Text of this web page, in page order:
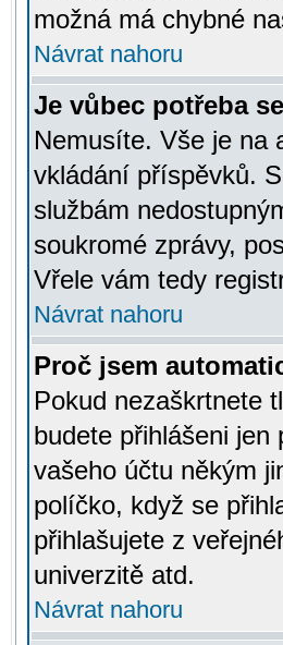
možná má chybné
Návrat nahoru
Je vůbec potřeba
Nemusíte. Vše je na
vkládání příspěvků.
službám
soukromé zprávy,
Vřele vám tedy
Návrat nahoru
Proč jsem
Pokud nezaškrtnete
budete přihlášeni
vašeho účtu někým
políčko, když se
přihlašujete z
univerzitě atd.
Návrat nahoru